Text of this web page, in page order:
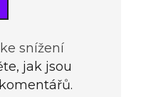
snížení
jak jsou